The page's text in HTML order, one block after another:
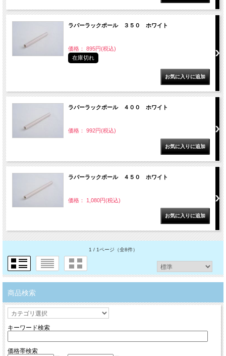
ラバーラックポール ３５０ ホワイト
価格： 895円(税込)
在庫切れ
ラバーラックポール ４００ ホワイト
価格： 992円(税込)
ラバーラックポール ４５０ ホワイト
価格： 1,080円(税込)
1 / 1ページ （全8件）
商品検索
キーワード検索
価格帯検索